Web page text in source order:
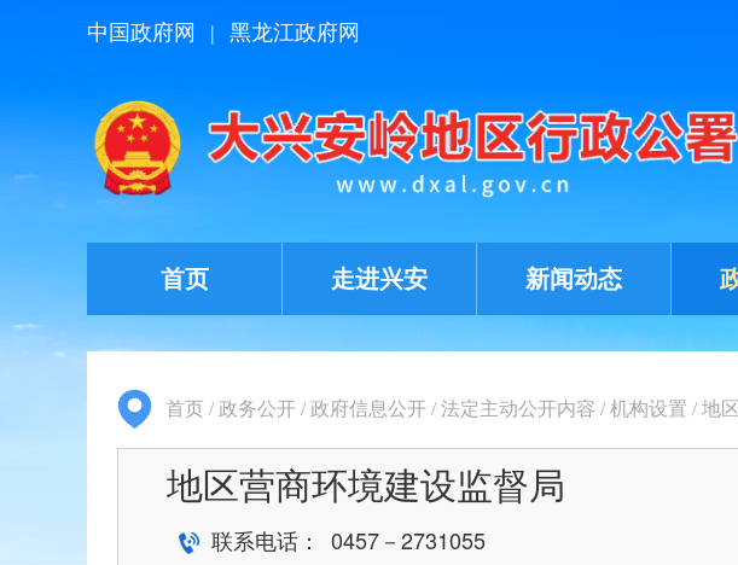
中国政府网 | 黑龙江政府网
首页 走进兴安 新闻动态
首页 /政务公开 /政府信息公开 /法定主动公开内容 /机构设置 /地
地区营商环境建设监督局
联系电话： 0457－2731055